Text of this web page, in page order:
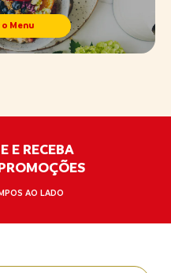
Menu
E RECEBA
AO LADO